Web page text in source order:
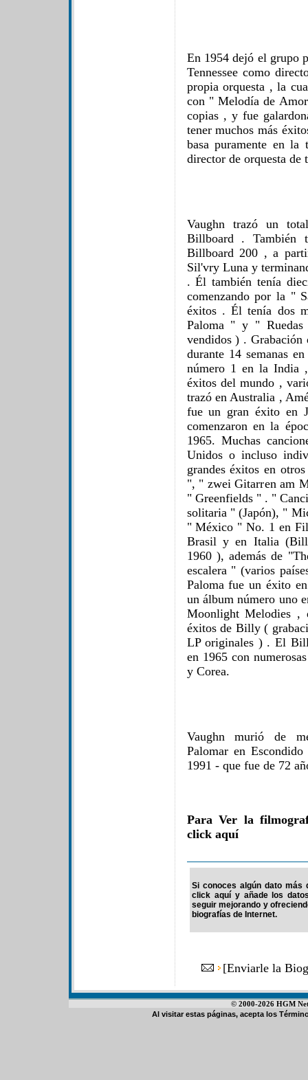
En 1954 dejó el grupo
Tennessee como
propia orquesta , la
con " Melodía de
copias , y fue
tener muchos más
basa puramente en
director de orquesta de
Vaughn trazó un
Billboard . También
Billboard 200 , a
Sil'vry Luna y
. Él también tenía
comenzando por la "
éxitos . Él tenía dos
Paloma " y "
vendidos ) .
durante 14 semanas
número 1 en la India
éxitos del mundo ,
trazó en Australia ,
fue un gran éxito en
comenzaron en la
1965. Muchas
Unidos o incluso
grandes éxitos en
", " zwei Gitarren am
" Greenfields " . "
solitaria " (Japón), "
" México " No. 1 en
Brasil y en Italia
1960 ), además de
escalera " (varios
Paloma fue un éxito
un álbum número uno
Moonlight Melodies ,
éxitos de Billy (
LP originales ) . El
en 1965 con
y Corea.
Vaughn murió de
Palomar en
1991 - que fue de 72
Para Ver la
click aquí
Si conoces algún dato más
click aquí y añade los
seguir mejorando y
biografías de Internet.
[Enviarle la
© 2000-2026 HGM
Al visitar estas páginas, acepta los